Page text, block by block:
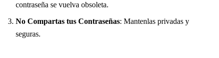
contraseña se vuelva obsoleta.
No Compartas tus Contraseñas: Mantenlas privadas y
seguras.